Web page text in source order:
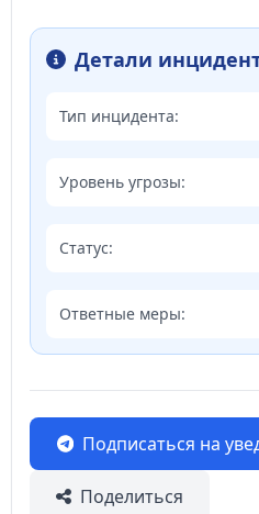
Детали
Тип инцидента:
Уровень угрозы:
Статус:
Ответные меры:
Подписаться на
Поделиться